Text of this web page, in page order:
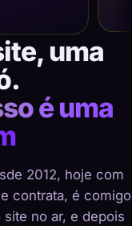
uma
é uma
2012, hoje com
contrata, é comigo
no ar, e depois